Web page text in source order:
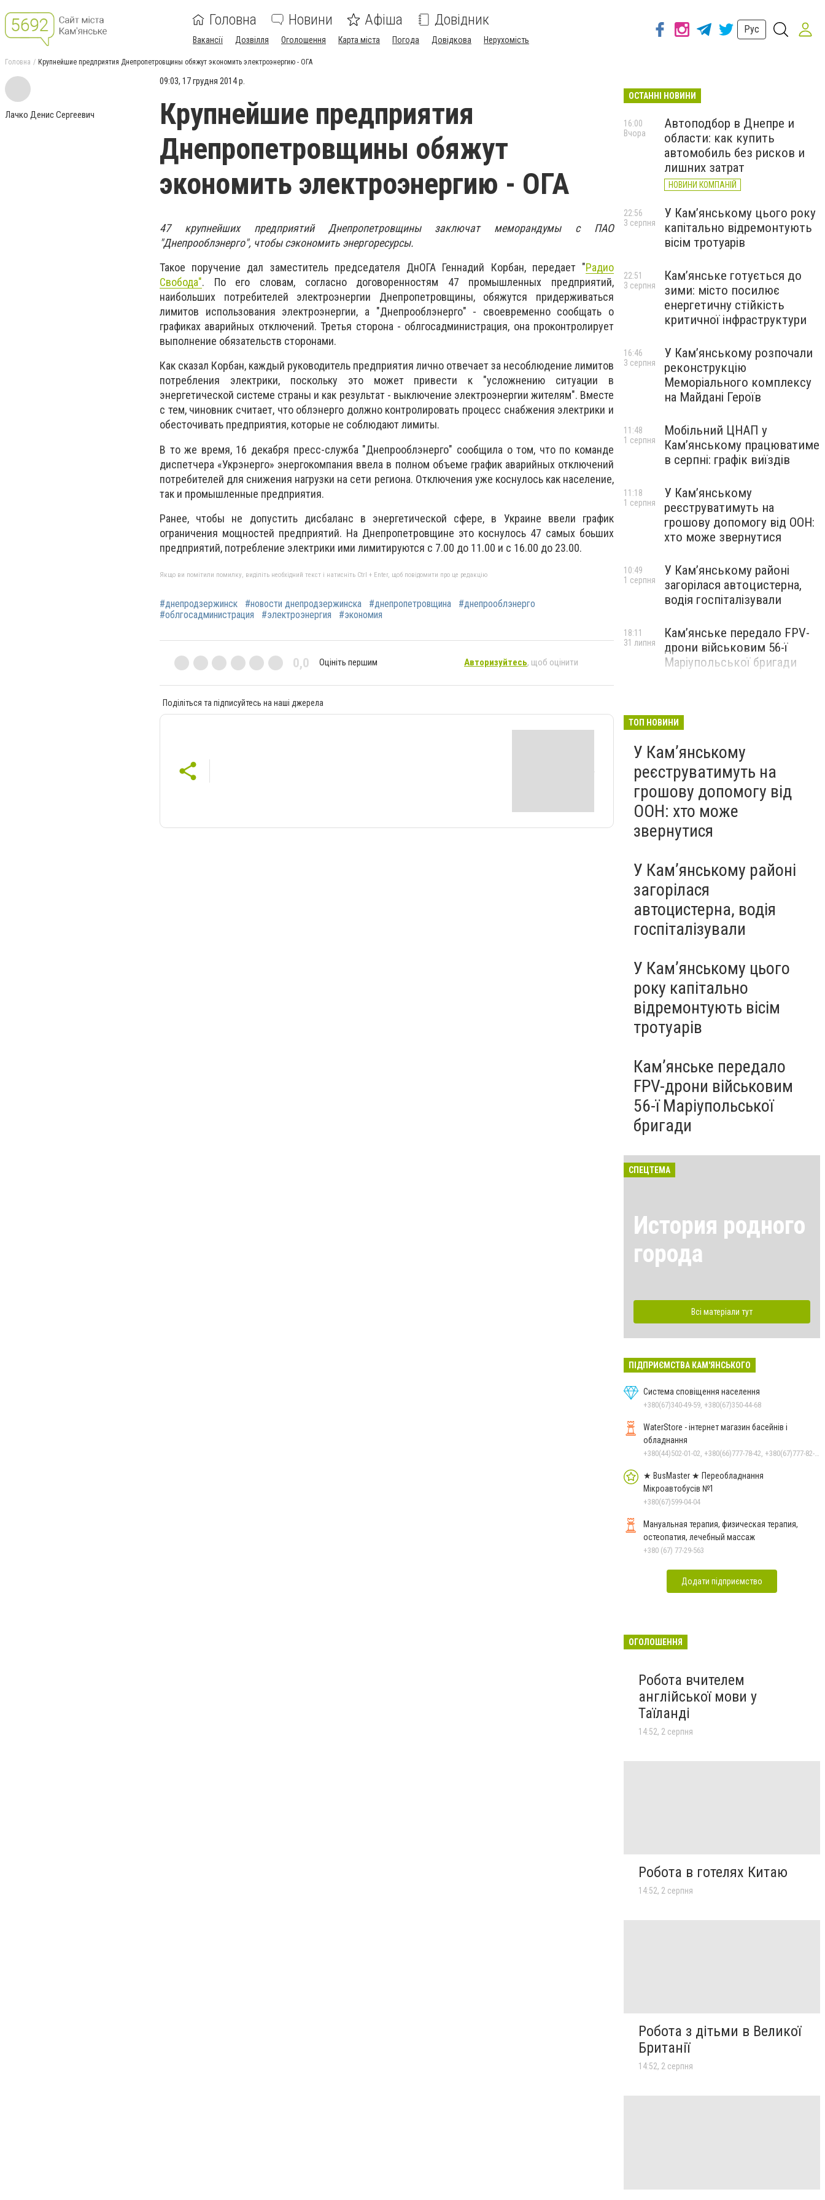
Головна Новини Афіша Довідник
Вакансії Дозвілля Оголошення Карта міста Погода Довідкова Нерухомість
Рус
Головна Крупнейшие предприятия Днепропетровщины обяжут экономить электроэнергию - ОГА
Лачко Денис Сергеевич
09:03, 17 грудня 2014 р.
Крупнейшие предприятия
Днепропетровщины обяжут
экономить электроэнергию - ОГА
47 крупнейших предприятий Днепропетровщины заключат меморандумы с ПАО
"Днепрооблэнерго", чтобы сэкономить энергоресурсы.
Такое поручение дал заместитель председателя ДнОГА Геннадий Корбан, передает "Радио
Свобода". По его словам, согласно договоренностям 47 промышленных предприятий,
наибольших потребителей электроэнергии Днепропетровщины, обяжутся придерживаться
лимитов использования электроэнергии, а "Днепрооблэнерго" - своевременно сообщать о
графиках аварийных отключений. Третья сторона - облгосадминистрация, она проконтролирует
выполнение обязательств сторонами.
Как сказал Корбан, каждый руководитель предприятия лично отвечает за несоблюдение лимитов
потребления электрики, поскольку это может привести к "усложнению ситуации в
энергетической системе страны и как результат - выключение электроэнергии жителям". Вместе
с тем, чиновник считает, что облэнерго должно контролировать процесс снабжения электрики и
обесточивать предприятия, которые не соблюдают лимиты.
В то же время, 16 декабря пресс-служба "Днепрооблэнерго" сообщила о том, что по команде
диспетчера «Укрэнерго» энергокомпания ввела в полном объеме график аварийных отключений
потребителей для снижения нагрузки на сети региона. Отключения уже коснулось как население,
так и промышленные предприятия.
Ранее, чтобы не допустить дисбаланс в энергетической сфере, в Украине ввели график
ограничения мощностей предприятий. На Днепропетровщине это коснулось 47 самых боьших
предприятий, потребление электрики ими лимитируются с 7.00 до 11.00 и с 16.00 до 23.00.
Якщо ви помітили помилку, виділіть необхідний текст і натисніть Ctrl + Enter, щоб повідомити про це редакцію
#днепродзержинск #новости днепродзержинска #днепропетровщина
#днепрооблэнерго
#облгосадминистрация
#электроэнергия #экономия
0,0 Оцініть першим Авторизуйтесь, щоб оцінити
Поділіться та підписуйтесь на наші джерела
ОСТАННІ НОВИНИ
Автоподбор в Днепре и
области: как купить
автомобиль без рисков и
лишних затрат
НОВИНИ КОМПАНІЙ
16:00
Вчора
У Кам’янському цього року
капітально відремонтують
вісім тротуарів
22:56
3 серпня
Кам’янське готується до
зими: місто посилює
енергетичну стійкість
критичної інфраструктури
22:51
3 серпня
У Кам’янському розпочали
реконструкцію
Меморіального комплексу
на Майдані Героїв
16:46
3 серпня
Мобільний ЦНАП у
Кам’янському працюватиме
в серпні: графік виїздів
11:48
1 серпня
У Кам’янському
реєструватимуть на
грошову допомогу від ООН:
хто може звернутися
11:18
1 серпня
У Кам’янському районі
загорілася автоцистерна,
водія госпіталізували
10:49
1 серпня
Кам’янське передало FPV-
дрони військовим 56-ї
Маріупольської бригади
18:11
31 липня
ТОП НОВИНИ
У Кам’янському
реєструватимуть на
грошову допомогу від
ООН: хто може
звернутися
У Кам’янському районі
загорілася
автоцистерна, водія
госпіталізували
У Кам’янському цього
року капітально
відремонтують вісім
тротуарів
Кам’янське передало
FPV-дрони військовим
56-ї Маріупольської
бригади
СПЕЦТЕМА
История родного
города
Всі матеріали тут
ПІДПРИЄМСТВА КАМ'ЯНСЬКОГО
Система сповіщення населення
+380(67)340-49-59, +380(67)350-44-68
WaterStore - інтернет магазин басейнів і
обладнання
★ BusMaster ★ Переобладнання
Мікроавтобусів №1
+380(67)599-04-04
Мануальная терапия, физическая терапия,
остеопатия, лечебный массаж
+380 (67) 77-29-563
Додати підприємство
ОГОЛОШЕННЯ
Робота вчителем
англійської мови у
Таїланді
14:52, 2 серпня
Робота в готелях Китаю
14:52, 2 серпня
Робота з дітьми в Великої
Британії
14:52, 2 серпня